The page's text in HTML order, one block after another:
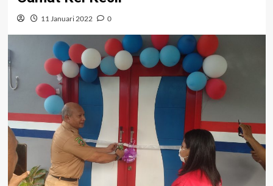
11 Januari 2022 0